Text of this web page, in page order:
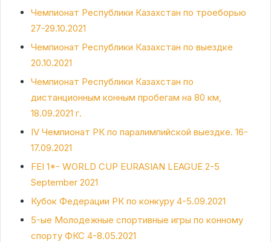
Чемпионат Республики Казахстан по троеборью
27-29.10.2021
Чемпионат Республики Казахстан по выездке
20.10.2021
Чемпионат Республики Казахстан по
дистанционным конным пробегам на 80 км,
18.09.2021 г.
IV Чемпионат РК по паралимпийской выездке. 16-
17.09.2021
FEI 1*- WORLD CUP EURASIAN LEAGUE 2-5
September 2021
Кубок Федерации РК по конкуру 4-5.09.2021
5-ые Молодежные спортивные игры по конному
спорту ФКС 4-8.05.2021